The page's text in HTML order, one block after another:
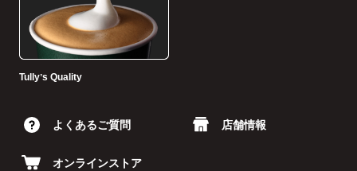
Tullyʼs Quality
よくあるご質問 店舗情報
オンラインストア